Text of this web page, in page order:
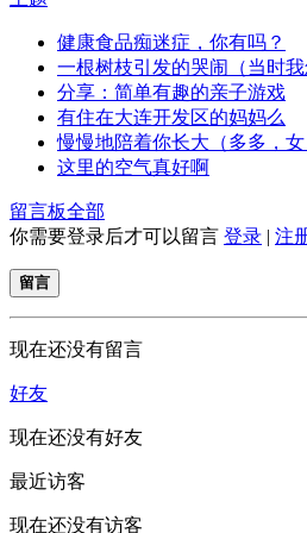
健康食品痴迷症，你有吗？
一根树枝引发的哭闹（当时我
分享：简单有趣的亲子游戏
有住在大连开发区的妈妈么
慢慢地陪着你长大（多多，女
这里的空气真好啊
留言板全部
你需要登录后才可以留言 登录 | 注
留言
现在还没有留言
好友
现在还没有好友
最近访客
现在还没有访客